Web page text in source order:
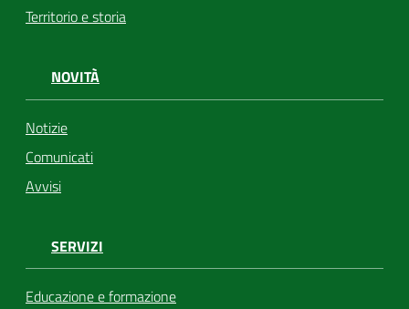
Territorio e storia
NOVITÀ
Notizie
Comunicati
Avvisi
SERVIZI
Educazione e formazione